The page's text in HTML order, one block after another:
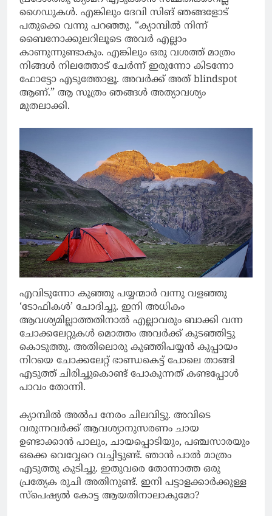
ഗൈഡുകൾ. എങ്കിലും ദേവി സിങ് ഞങ്ങളോട്
പതുക്കെ വന്നു പറഞ്ഞു. “ക്യാമ്പിൽ നിന്ന്
ബൈനോക്കുലറിലൂടെ അവർ എല്ലാം
കാണുന്നുണ്ടാകും. എങ്കിലും ഒരു വശത്ത് മാത്രം
നിങ്ങൾ നിലത്തോട് ചേർന്ന് ഇരുന്നോ കിടന്നോ
ഫോട്ടോ എടുത്തോളൂ. അവർക്ക് അത് blindspot
ആണ്.” ആ സൂത്രം ഞങ്ങൾ അത്യാവശ്യം
മുതലാക്കി.
എവിടുന്നോ കുഞ്ഞു പയ്യന്മാർ വന്നു വളഞ്ഞു
‘ടോഫികൾ’ ചോദിച്ചു. ഇനി അധികം
ആവശ്യമില്ലാത്തതിനാൽ എല്ലാവരും ബാക്കി വന്ന
ചോക്കലേറ്റുകൾ മൊത്തം അവർക്ക് കുടഞ്ഞിട്ടു
കൊടുത്തു. അതിലൊരു കുഞ്ഞിപയ്യൻ കുപ്പായം
നിറയെ ചോക്കലേറ്റ് ഭാണ്ഡകെട്ട് പോലെ താങ്ങി
എടുത്ത് ചിരിച്ചുകൊണ്ട് പോകുന്നത് കണ്ടപ്പോൾ
പാവം തോന്നി.
ക്യാമ്പിൽ അൽപ നേരം ചിലവിട്ടു. അവിടെ
വരുന്നവർക്ക് ആവശ്യാനുസരണം ചായ
ഉണ്ടാക്കാൻ പാലും, ചായപ്പൊടിയും, പഞ്ചസാരയും
ഒക്കെ വെവ്വേറെ വച്ചിട്ടുണ്ട്. ഞാൻ പാൽ മാത്രം
എടുത്തു കുടിച്ചു. ഇതുവരെ തോന്നാത്ത ഒരു
പ്രത്യേക രുചി അതിനുണ്ട്. ഇനി പട്ടാളക്കാർക്കുള്ള
സ്പെഷ്യൽ കോട്ട ആയതിനാലാകുമോ?